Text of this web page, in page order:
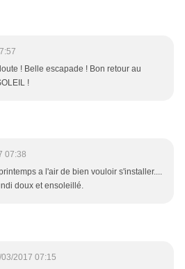
! Belle escapade ! Bon retour au
!
07:38
a l'air de bien vouloir s'installer....
doux et ensoleillé.
2017 07:15